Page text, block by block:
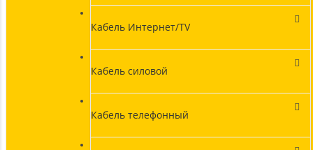
Кабель Интернет/TV
Кабель силовой
Кабель телефонный